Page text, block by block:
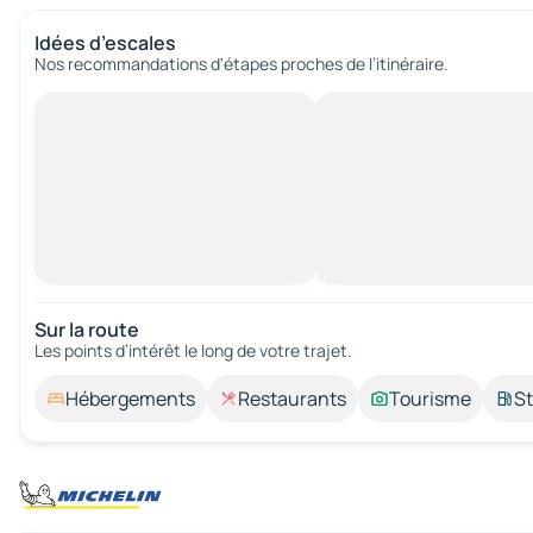
Idées d’escales
Nos recommandations d'étapes proches de l’itinéraire.
Sur la route
Les points d’intérêt le long de votre trajet.
Hébergements Restaurants Tourisme